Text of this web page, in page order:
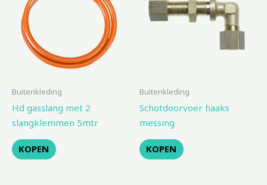
Buitenkleding
Hd gasslang met 2
slangklemmen 5mtr
KOPEN
Buitenkleding
Schotdoorvoer haaks
messing
KOPEN